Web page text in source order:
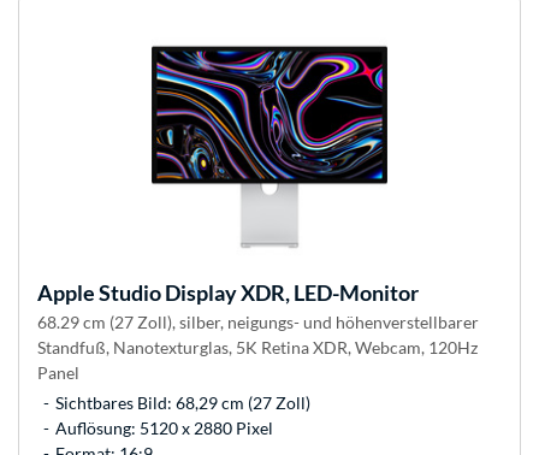
AppleStudio Display XDR, LED-Monitor
68.29 cm (27 Zoll), silber, neigungs- und höhenverstellbarer
Standfuß, Nanotexturglas, 5K Retina XDR, Webcam, 120Hz
Panel
Sichtbares Bild: 68,29 cm (27 Zoll)
Auflösung: 5120 x 2880 Pixel